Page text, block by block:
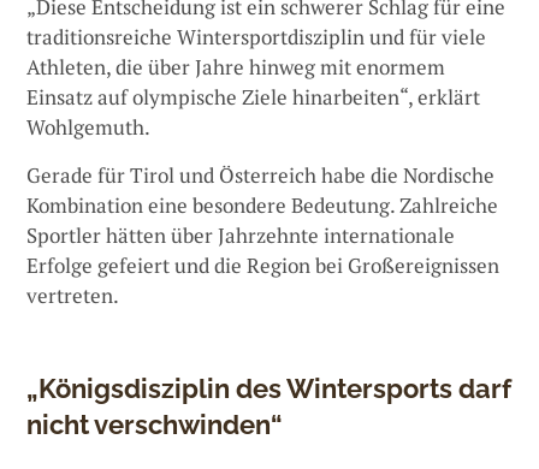
„Diese Entscheidung ist ein schwerer Schlag für eine
traditionsreiche Wintersportdisziplin und für viele
Athleten, die über Jahre hinweg mit enormem
Einsatz auf olympische Ziele hinarbeiten“, erklärt
Wohlgemuth.
Gerade für Tirol und Österreich habe die Nordische
Kombination eine besondere Bedeutung. Zahlreiche
Sportler hätten über Jahrzehnte internationale
Erfolge gefeiert und die Region bei Großereignissen
vertreten.
„Königsdisziplin des Wintersports darf
nicht verschwinden“